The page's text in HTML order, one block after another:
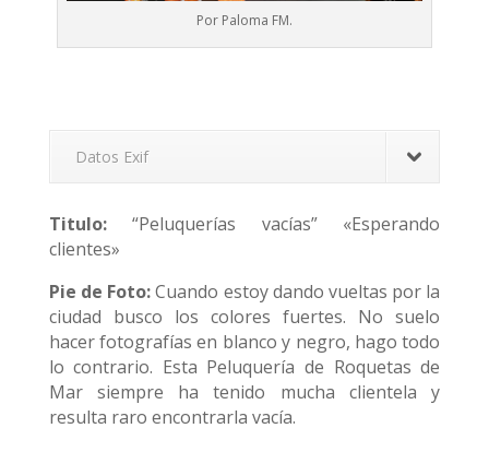
Por Paloma FM.
Datos Exif
Titulo:“Peluquerías vacías” «Esperando
clientes»
Pie de Foto:Cuando estoy dando vueltas por la
ciudad busco los colores fuertes. No suelo
hacer fotografías en blanco y negro, hago todo
lo contrario. Esta Peluquería de Roquetas de
Mar siempre ha tenido mucha clientela y
resulta raro encontrarla vacía.